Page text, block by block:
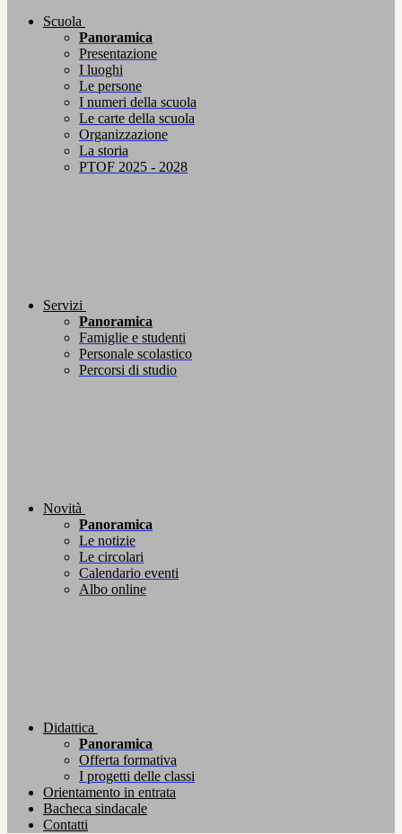
Scuola
Panoramica
Presentazione
I luoghi
Le persone
I numeri della scuola
Le carte della scuola
Organizzazione
La storia
PTOF 2025 - 2028
Servizi
Panoramica
Famiglie e studenti
Personale scolastico
Percorsi di studio
Novità
Panoramica
Le notizie
Le circolari
Calendario eventi
Albo online
Didattica
Panoramica
Offerta formativa
I progetti delle classi
Orientamento in entrata
Bacheca sindacale
Contatti